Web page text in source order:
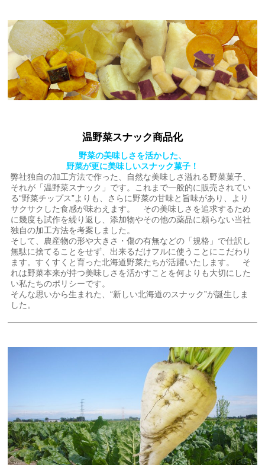
温野菜スナック商品化
野菜の美味しさを活かした、
野菜が更に美味しいスナック菓子！
弊社独自の加工方法で作った、自然な美味しさ溢れる野菜菓子、
それが「温野菜スナック」です。これまで一般的に販売されてい
る“野菜チップス”よりも、さらに野菜の甘味と旨味があり、より
サクサクした食感が味わえます。 その美味しさを追求するため
に幾度も試作を繰り返し、添加物やその他の薬品に頼らない当社
独自の加工方法を考案しました。
そして、農産物の形や大きさ・傷の有無などの「規格」で仕訳し
無駄に捨てることをせず、出来るだけフルに使うことにこだわり
ます。すくすくと育った北海道野菜たちが活躍いたします。 そ
れは野菜本来が持つ美味しさを活かすことを何よりも大切にした
い私たちのポリシーです。
そんな思いから生まれた、“新しい北海道のスナック”が誕生しま
した。